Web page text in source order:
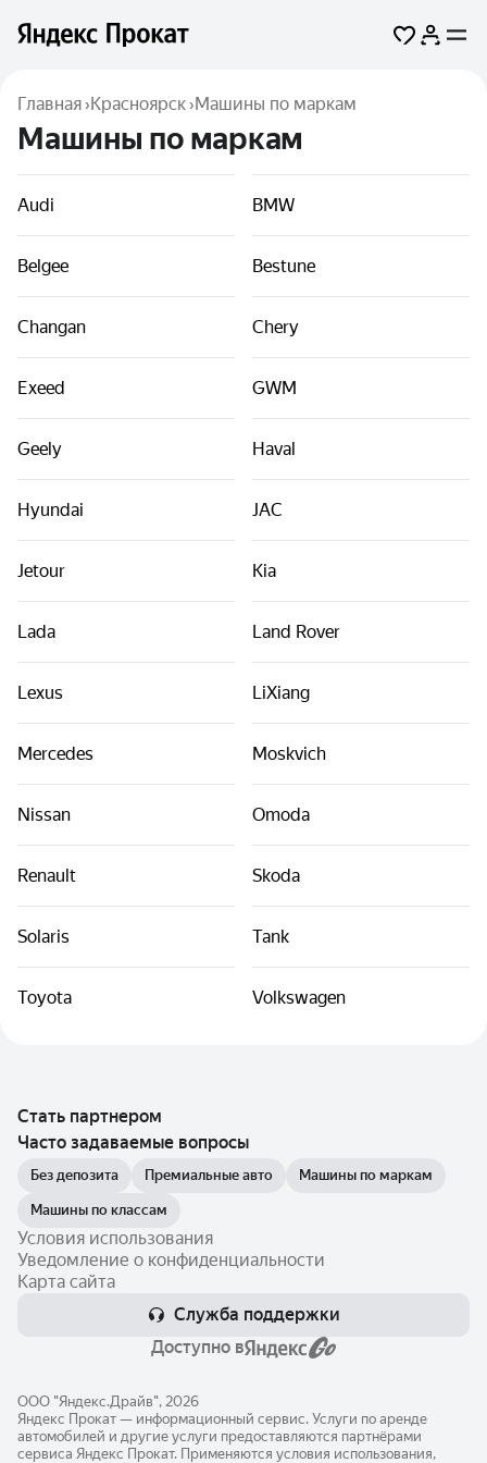
Главная ›Красноярск ›Машины по маркам
Машины по маркам
Audi BMW
Belgee Bestune
Changan Chery
Exeed GWM
Geely Haval
Hyundai JAC
Jetour Kia
Lada Land Rover
Lexus LiXiang
Mercedes Moskvich
Nissan Omoda
Renault Skoda
Solaris Tank
Toyota Volkswagen
Стать партнером
Часто задаваемые вопросы
Без депозита Премиальные авто Машины по маркам
Машины по классам
Условия использования
Уведомление о конфиденциальности
Карта сайта
Служба поддержки
Доступно в
ООО "Яндекс.Драйв", 2026
Яндекс Прокат — информационный сервис. Услуги по аренде
автомобилей и другие услуги предоставляются партнёрами
сервиса Яндекс Прокат. Применяются условия использования,